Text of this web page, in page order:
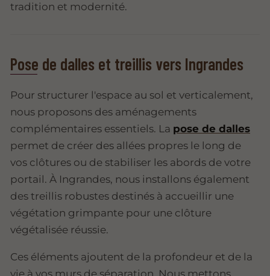
tradition et modernité.
Pose de dalles et treillis vers Ingrandes
Pour structurer l'espace au sol et verticalement,
nous proposons des aménagements
complémentaires essentiels. La pose de dalles
permet de créer des allées propres le long de
vos clôtures ou de stabiliser les abords de votre
portail. À Ingrandes, nous installons également
des treillis robustes destinés à accueillir une
végétation grimpante pour une clôture
végétalisée réussie.
Ces éléments ajoutent de la profondeur et de la
vie à vos murs de séparation. Nous mettons